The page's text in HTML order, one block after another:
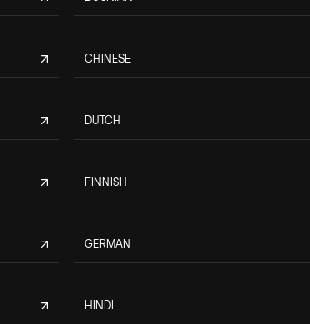
CHINESE
DUTCH
FINNISH
GERMAN
HINDI